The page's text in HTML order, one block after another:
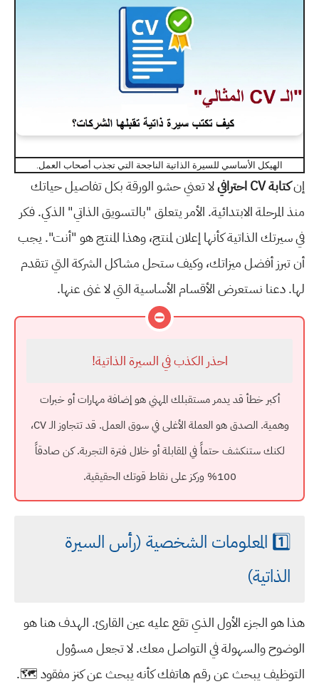
الهيكل الأساسي للسيرة الذاتية الناجحة التي تجذب أصحاب العمل.
إنكتابة CV احترافي
لا تعني حشو الورقة بكل تفاصيل حياتك
منذ المرحلة الابتدائية. الأمر يتعلق "بالتسويق الذاتي" الذكي. فكر
في سيرتك الذاتية كأنها إعلان لمنتج، وهذا المنتج هو "أنت". يجب
أن تبرز أفضل ميزاتك، وكيف ستحل مشاكل الشركة التي تتقدم
لها. دعنا نستعرض الأقسام الأساسية التي لا غنى عنها.
⛔
احذر الكذب في السيرة الذاتية!
أكبر خطأ قد يدمر مستقبلك المهني هو إضافة مهارات أو خبرات
وهمية. الصدق هو العملة الأغلى في سوق العمل. قد تتجاوز الـ CV،
لكنك ستنكشف حتماً في المقابلة أو خلال فترة التجربة. كن صادقاً
100% وركز على نقاط قوتك الحقيقية.
1️⃣ المعلومات الشخصية (رأس السيرة
الذاتية)
هذا هو الجزء الأول الذي تقع عليه عين القارئ. الهدف هنا هو
الوضوح والسهولة في التواصل معك. لا تجعل مسؤول
التوظيف يبحث عن رقم هاتفك كأنه يبحث عن كنز مفقود 🗺️.